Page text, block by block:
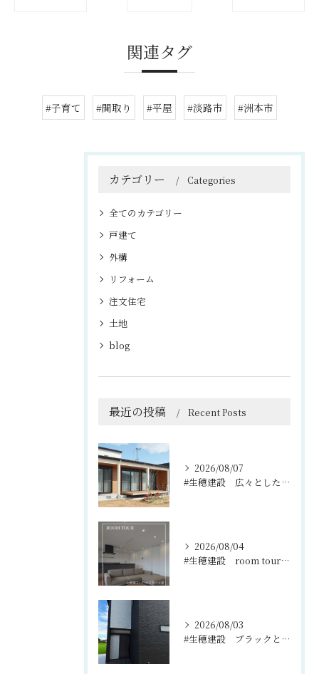
関連タグ
#子育て #間取り #平屋 #淡路市 #洲本市
カテゴリー Categories
全てのカテゴリー
戸建て
外構
リフォーム
注文住宅
土地
blog
最近の投稿 Recent Posts
2026/08/07
#生穂建設 広々としたウッドデッキは、室内と庭を繋ぐ心地よい...
2026/08/04
#生穂建設 room tour🏠
2026/08/03
#生穂建設 ブラックとグレーのコントラストがスタイリッシュな...